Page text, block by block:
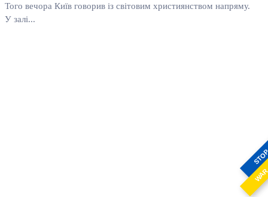
Того вечора Київ говорив із світовим християнством напряму.
У залі...